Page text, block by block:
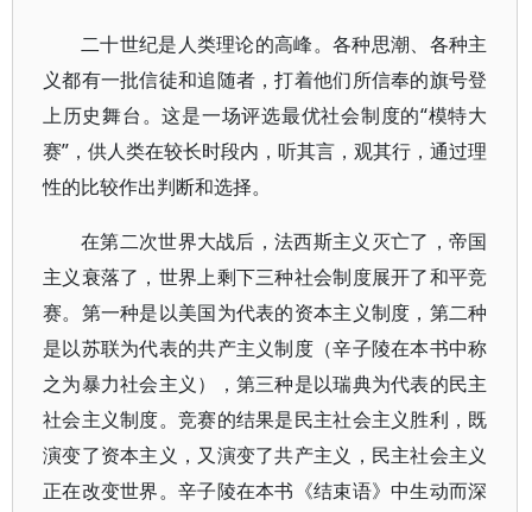
二十世纪是人类理论的高峰。各种思潮、各种主
义都有一批信徒和追随者，打着他们所信奉的旗号登
上历史舞台。这是一场评选最优社会制度的“模特大
赛”，供人类在较长时段内，听其言，观其行，通过理
性的比较作出判断和选择。
在第二次世界大战后，法西斯主义灭亡了，帝国
主义衰落了，世界上剩下三种社会制度展开了和平竞
赛。第一种是以美国为代表的资本主义制度，第二种
是以苏联为代表的共产主义制度（辛子陵在本书中称
之为暴力社会主义），第三种是以瑞典为代表的民主
社会主义制度。竞赛的结果是民主社会主义胜利，既
演变了资本主义，又演变了共产主义，民主社会主义
正在改变世界。辛子陵在本书《结束语》中生动而深